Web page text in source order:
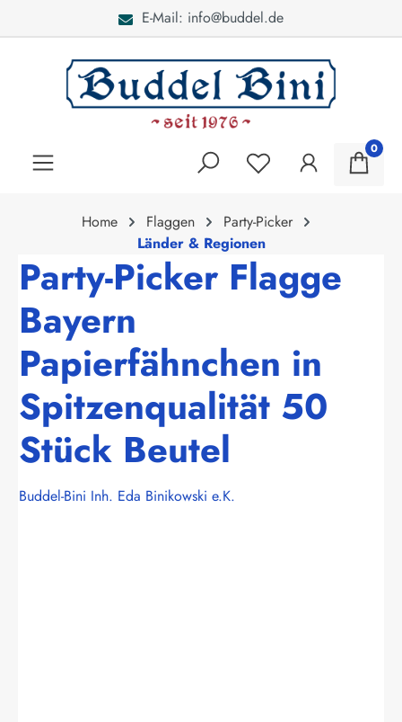
E-Mail: info@buddel.de
0
Home Flaggen
Party-Picker
Länder & Regionen
Party-Picker Flagge
Bayern
Papierfähnchen in
Spitzenqualität 50
Stück Beutel
Buddel-Bini Inh. Eda Binikowski e.K.